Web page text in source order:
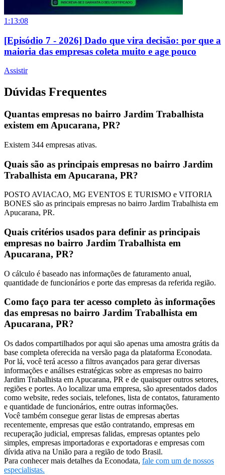
1:13:08
[Episódio 7 - 2026] Dado que vira decisão: por que a
maioria das empresas coleta muito e age pouco
Assistir
Dúvidas Frequentes
Quantas empresas no bairro Jardim Trabalhista
existem em Apucarana, PR?
Existem 344 empresas ativas.
Quais são as principais empresas no bairro Jardim
Trabalhista em Apucarana, PR?
POSTO AVIACAO, MG EVENTOS E TURISMO e VITORIA
BONES são as principais empresas no bairro Jardim Trabalhista em
Apucarana, PR.
Quais critérios usados para definir as principais
empresas no bairro Jardim Trabalhista em
Apucarana, PR?
O cálculo é baseado nas informações de faturamento anual,
quantidade de funcionários e porte das empresas da referida região.
Como faço para ter acesso completo às informações
das empresas no bairro Jardim Trabalhista em
Apucarana, PR?
Os dados compartilhados por aqui são apenas uma amostra grátis da
base completa oferecida na versão paga da plataforma Econodata.
Por lá, você terá acesso a filtros avançados para gerar diversas
informações e análises estratégicas sobre as empresas no bairro
Jardim Trabalhista em Apucarana, PR e de quaisquer outros setores,
regiões e portes. Ao localizar uma empresa, são apresentados dados
como website, redes sociais, telefones, lista de contatos, faturamento
e quantidade de funcionários, entre outras informações.
Você também consegue gerar listas de empresas abertas
recentemente, empresas que estão contratando, empresas em
recuperação judicial, empresas falidas, empresas optantes pelo
simples, empresas importadoras e exportadoras e empresas com
dívida ativa na União para a região de todo Brasil.
Para conhecer mais detalhes da Econodata, fale com um de nossos
especialistas.